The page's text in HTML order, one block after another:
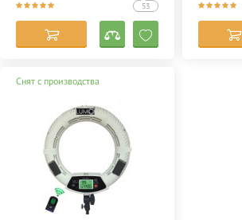
Украине 356784
53
(Киеве)
Снят с производства